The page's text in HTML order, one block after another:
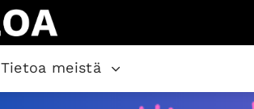
Tietoa meistä